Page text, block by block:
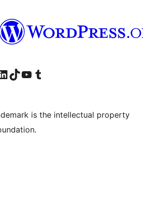
account
our LinkedIn account
Visit our TikTok account
Visit our YouTube channel
Visit our Tumblr account
is the intellectual property